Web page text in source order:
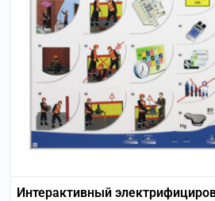
Интерактивный